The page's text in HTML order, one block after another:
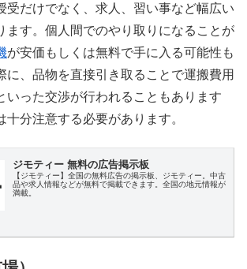
受だけでなく、求人、習い事など幅広い
ます。個人間でのやり取りになることが
が安価もしくは無料で手に入る可能性も
に、品物を直接引き取ることで運搬費用
いった交渉が行われることもあります
十分注意する必要があります。
ジモティー 無料の広告掲示板
【ジモティー】全国の無料広告の掲示板、ジモティー。中古
品や求人情報などが無料で掲載できます。全国の地元情報が
満載。